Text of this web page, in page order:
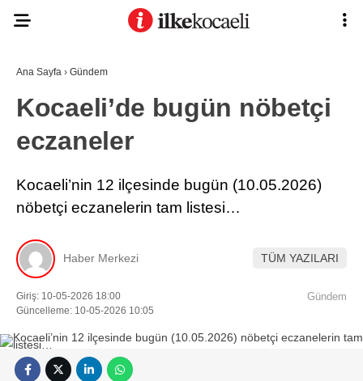
Ana Sayfa › Gündem
Kocaeli’de bugün nöbetçi
eczaneler
Kocaeli’nin 12 ilçesinde bugün (10.05.2026)
nöbetçi eczanelerin tam listesi…
Haber Merkezi TÜM YAZILARI
Giriş: 10-05-2026 18:00
Güncelleme: 10-05-2026 10:05
Gündem